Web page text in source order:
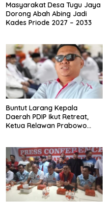
Masyarakat Desa Tugu Jaya
Dorong Abah Abing Jadi
Kades Priode 2027 – 2033
Buntut Larang Kepala
Daerah PDIP Ikut Retreat,
Ketua Relawan Prabowo